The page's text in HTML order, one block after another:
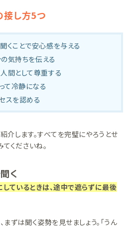
接し方5つ
くことで安心感を与える
の気持ちを伝える
間として尊重する
て冷静になる
スを認める
介します。すべてを完璧にやろうとせ
くださいね。
く
ているときは、途中で遮らずに最後
ずは聞く姿勢を見せましょう。「うん